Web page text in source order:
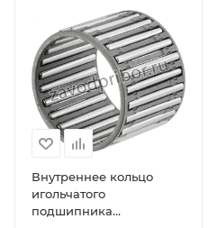
Внутреннее кольцо
игольчатого
подшипника